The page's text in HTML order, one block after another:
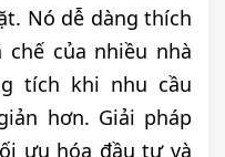
Nó dễ dàng thích
của nhiều nhà
tích khi nhu cầu
hơn. Giải pháp
ưu hóa đầu tư và